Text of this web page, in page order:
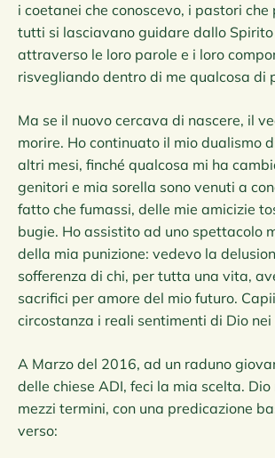
i coetanei che conoscevo, i pastori
tutti si lasciavano guidare dallo Spirito
attraverso le loro parole e i loro
risvegliando dentro di me qualcosa di
Ma se il nuovo cercava di nascere, il
morire. Ho continuato il mio dualismo
altri mesi, finché qualcosa mi ha
genitori e mia sorella sono venuti a
fatto che fumassi, delle mie amicizie
bugie. Ho assistito ad uno spettacolo
della mia punizione: vedevo la
sofferenza di chi, per tutta una vita,
sacrifici per amore del mio futuro.
circostanza i reali sentimenti di Dio
A Marzo del 2016, ad un raduno
delle chiese ADI, feci la mia scelta.
mezzi termini, con una predicazione
verso: